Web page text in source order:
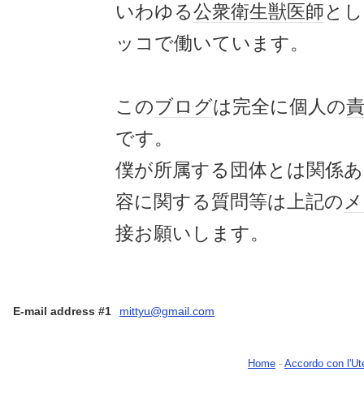
いわゆる公衆衛生獣医師と
ッコで働いています。
このブログは完全に個人の
です。
僕が所属する団体とは関係
容に関する質問等は上記の
接お願いします。
E-mail address #1 mittyu@gmail.com
Home - Accordo con